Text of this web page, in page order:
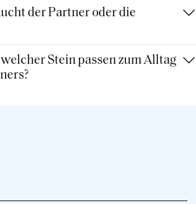
der Partner oder die
Stein passen zum Alltag